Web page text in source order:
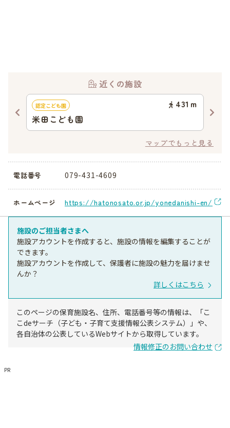
近くの施設
認定こども園 431 ｍ
米田こども園
マップでもっと見る
電話番号 079-431-4609
ホームページ https://hatonosato.or.jp/yonedanishi-en/
施設のご担当者さまへ
施設アカウントを作成すると、施設の情報を編集することが
できます。
施設アカウントを作成して、保護者に施設の魅力を届けませ
んか？
詳しくはこちら
このページの保育施設名、住所、電話番号等の情報は、「こ
こdeサーチ（子ども・子育て支援情報公表システム）」や、
各自治体の公表しているWebサイトから取得しています。
情報修正のお問い合わせ
PR